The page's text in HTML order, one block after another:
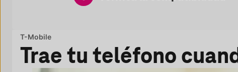
T-Mobile
Trae tu teléfono